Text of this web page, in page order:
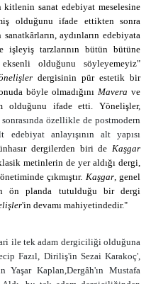
kitlenin sanat edebiyat meselesine
olduğunu ifade ettikten sonra
aydınların edebiyata
işleyiş tarzlarının bütün bütüne
olduğunu söyleyemeyiz"
dergisinin pür estetik bir
böyle olmadığını Mavera ve
olduğunu ifade etti. Yönelişler,
özellikle de postmodern
edebiyat anlayışının alt yapısı
dergilerden biri de Kaşgar
metinlerin de yer aldığı dergi,
çıkmıştır. Kaşgar, genel
ön planda tutulduğu bir dergi
'in devamı mahiyetindedir."
ile tek adam dergiciliği olduğuna
Fazıl, Diriliş'in Sezai Karakoç',
Kaplan,Dergâh'ın Mustafa